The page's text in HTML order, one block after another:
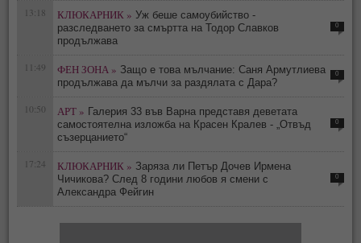
13:18 КЛЮКАРНИК » Уж беше самоубийство -
разследването за смъртта на Тодор Славков
продължава
0
11:49 ФЕН ЗОНА » Защо е това мълчание: Саня Армутлиева
продължава да мълчи за раздялата с Дара?
0
10:50 АРТ » Галерия 33 във Варна представя деветата
самостоятелна изложба на Красен Кралев - „Отвъд
съзерцанието“
0
17:24 КЛЮКАРНИК » Заряза ли Петър Дочев Ирмена
Чичикова? След 8 години любов я смени с
Александра Фейгин
0